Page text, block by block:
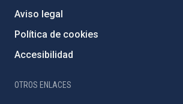
Aviso legal
Política de cookies
Accesibilidad
OTROS ENLACES